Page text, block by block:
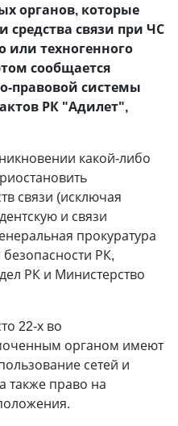
органов, которые
средства связи при ЧС
или техногенного
сообщается
правовой системы
РК "Адилет",
какой-либо
связи (исключая
и связи
прокуратура
РК,
РК и Министерство
22-х во
органом имеют
сетей и
также право на